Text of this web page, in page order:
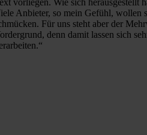
Anbieter, so mein Gefühl, wollen
Für uns steht aber der
denn damit lassen sich